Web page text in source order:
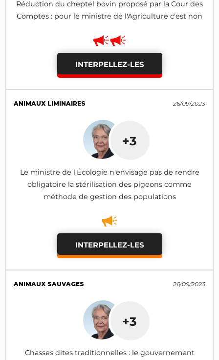
Réduction du cheptel bovin proposé par la Cour des
Comptes : pour le ministre de l'Agriculture c'est non
INTERPELLEZ-LES
ANIMAUX LIMINAIRES 26/09/2023
+3
Le ministre de l'Écologie n'envisage pas de rendre
obligatoire la stérilisation des pigeons comme
méthode de gestion des populations
INTERPELLEZ-LES
ANIMAUX SAUVAGES 26/09/2023
+3
Chasses dites traditionnelles : le gouvernement